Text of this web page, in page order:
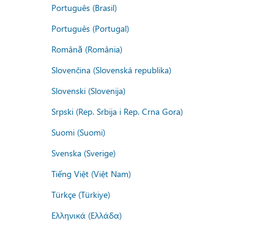
Português (Brasil)
Português (Portugal)
Română (România)
Slovenčina (Slovenská republika)
Slovenski (Slovenija)
Srpski (Rep. Srbija i Rep. Crna Gora)
Suomi (Suomi)
Svenska (Sverige)
Tiếng Việt (Việt Nam)
Türkçe (Türkiye)
Ελληνικά (Ελλάδα)